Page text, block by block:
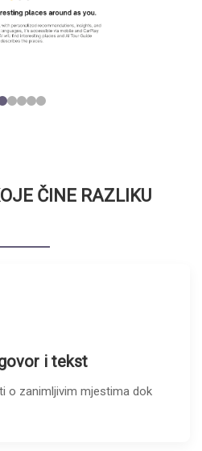
ČINE RAZLIKU
i tekst
o zanimljivim mjestima dok